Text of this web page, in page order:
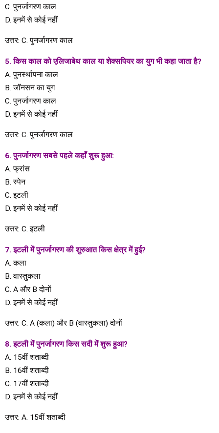
C. पुनर्जागरण काल
​​D. इनमें से कोई नहीं
उत्तर: C. पुनर्जागरण काल
5. किस काल को एलिजाबेथ काल या शेक्सपियर का युग भी कहा जाता है?
A. पुनर्स्थापना काल
B. जॉनसन का युग
C. पुनर्जागरण काल
​​D. इनमें से कोई नहीं
उत्तर: C. पुनर्जागरण काल
6. पुनर्जागरण सबसे पहले कहाँ शुरू हुआ:
A. फ्रांस
B. स्पेन
C. इटली
D. इनमें से कोई नहीं
उत्तर: C. इटली
7. इटली में पुनर्जागरण की शुरुआत किस क्षेत्र में हुई?
A. कला
B. वास्तुकला
C. A और B दोनों
D. इनमें से कोई नहीं
उत्तर: C. A (कला) और B (वास्तुकला) दोनों
8. इटली में पुनर्जागरण किस सदी में शुरू हुआ?
A. 15वीं शताब्दी
B. 16वीं शताब्दी
C. 17वीं शताब्दी
D. इनमें से कोई नहीं
उत्तर: A. 15वीं शताब्दी